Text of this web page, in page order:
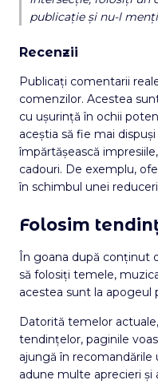
publicație și nu-l
Recenzii
Publicați comentarii
comenzilor. Acestea
cu ușurință în ochii
aceștia să fie mai
împărtășească
cadouri. De exemplu,
în schimbul unei
Folosim
În goana după conținut
să folosiți temele,
acestea sunt la apogeul
Datorită temelor
tendințelor, paginile
ajungă în recomandările
adune multe aprecieri și